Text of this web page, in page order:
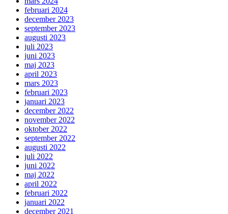
februari 2024
december 2023
september 2023
augusti 2023
juli 2023
juni 2023
maj 2023
april 2023
mars 2023
februari 2023
januari 2023
december 2022
november 2022
oktober 2022
september 2022
augusti 2022
juli 2022
juni 2022
maj 2022
april 2022
februari 2022
januari 2022
december 2021